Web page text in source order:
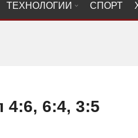
ТЕХНОЛОГИИ СПОРТ
6:4, 3:5